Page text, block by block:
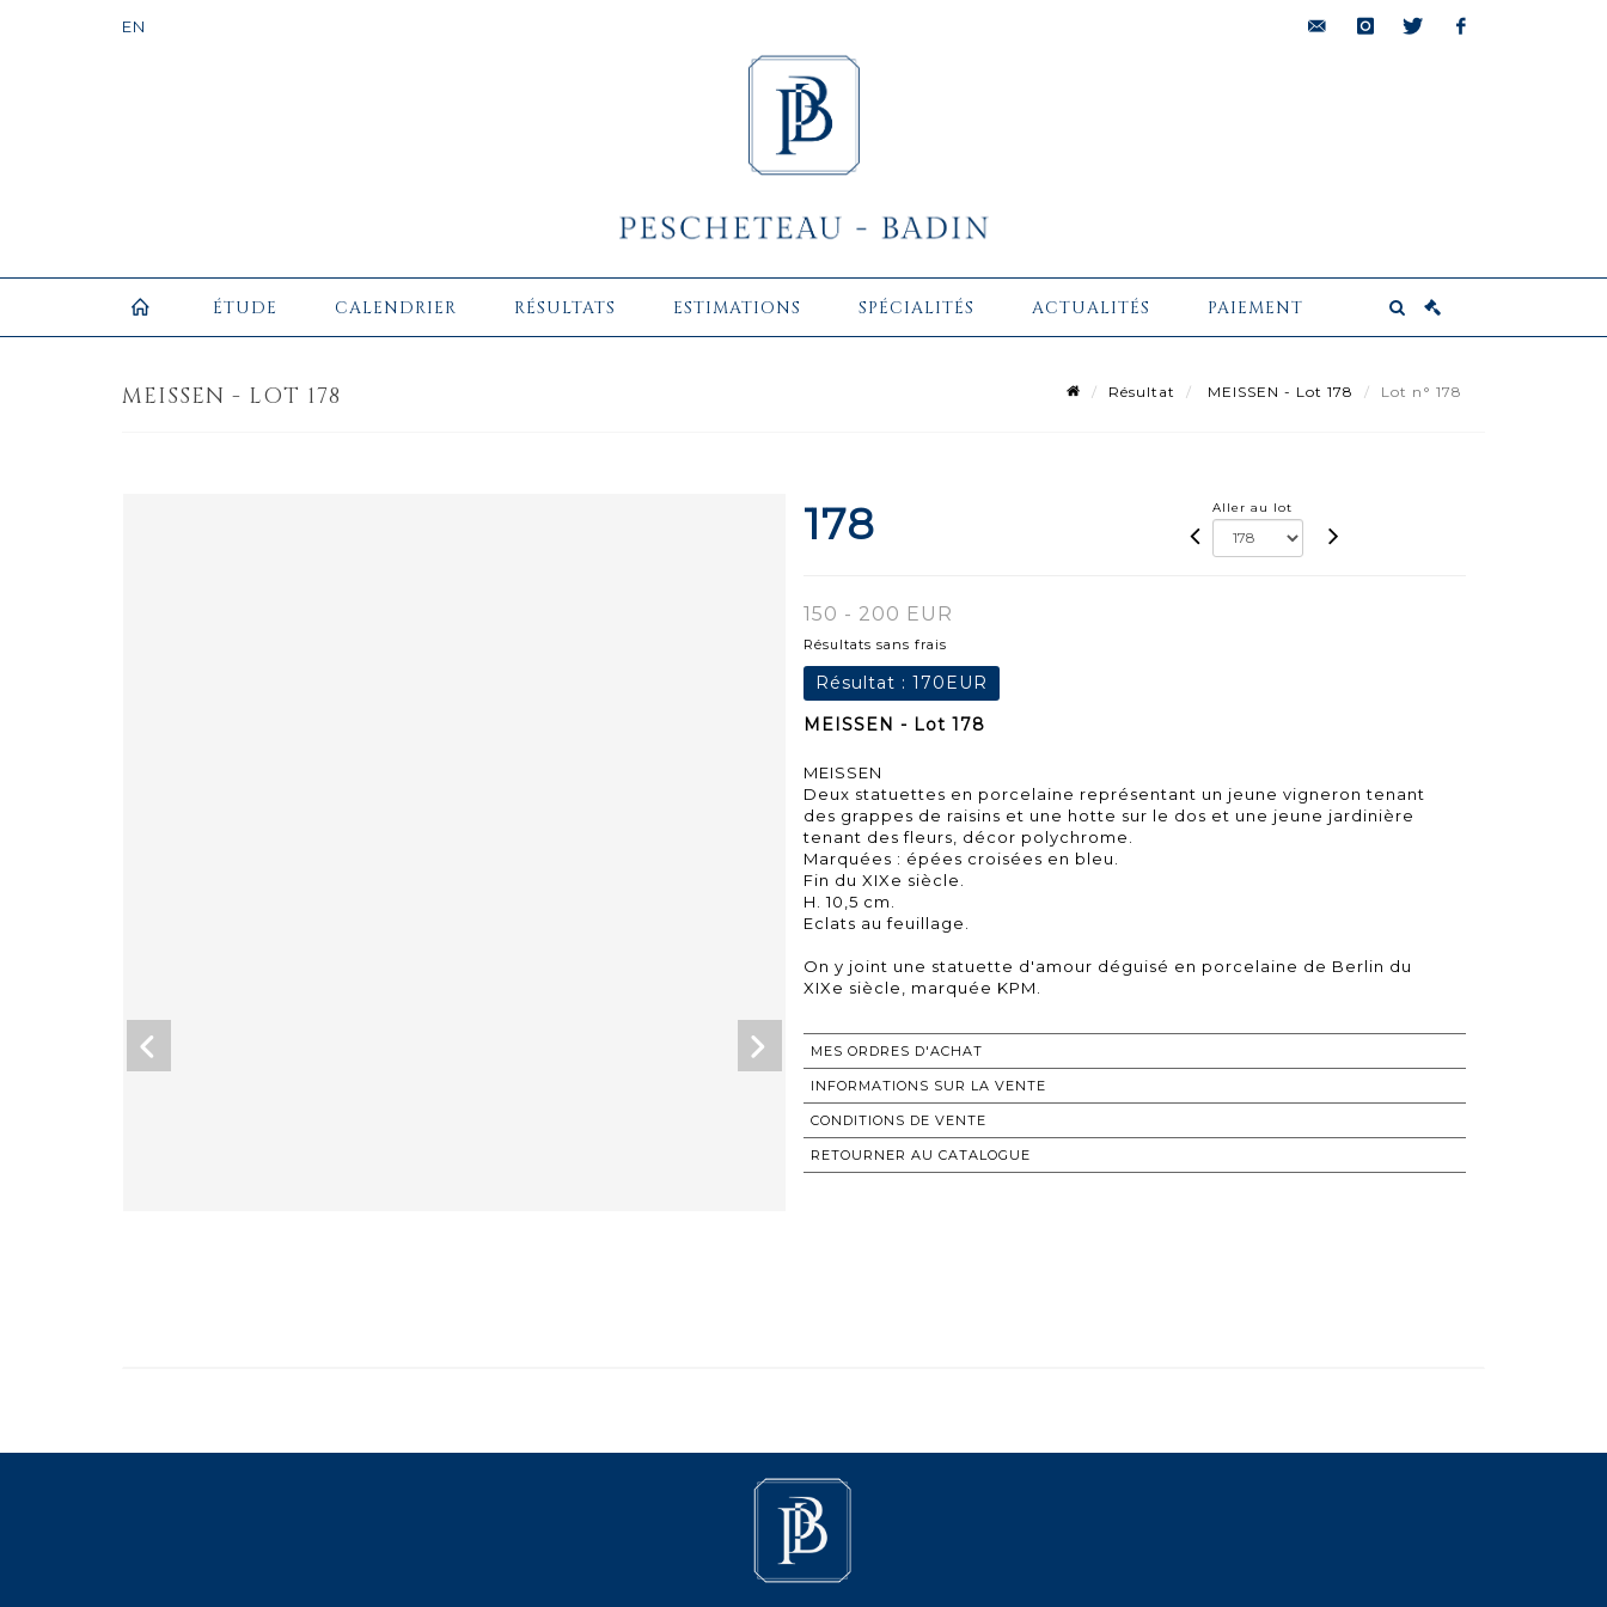
ÉTUDE CALENDRIER RÉSULTATS ESTIMATIONS SPÉCIALITÉS ACTUALITÉS PAIEMENT
MEISSEN - LOT 178 Résultat MEISSEN - Lot 178 Lot n° 178
178 Aller au lot
150 - 200 EUR
Résultats sans frais
Résultat : 170EUR
MEISSEN - Lot 178
MEISSEN
Deux statuettes en porcelaine représentant un jeune vigneron tenant
des grappes de raisins et une hotte sur le dos et une jeune jardinière
tenant des fleurs, décor polychrome.
Marquées : épées croisées en bleu.
Fin du XIXe siècle.
H. 10,5 cm.
Eclats au feuillage.
On y joint une statuette d'amour déguisé en porcelaine de Berlin du
XIXe siècle, marquée KPM.
MES ORDRES D'ACHAT
INFORMATIONS SUR LA VENTE
CONDITIONS DE VENTE
RETOURNER AU CATALOGUE